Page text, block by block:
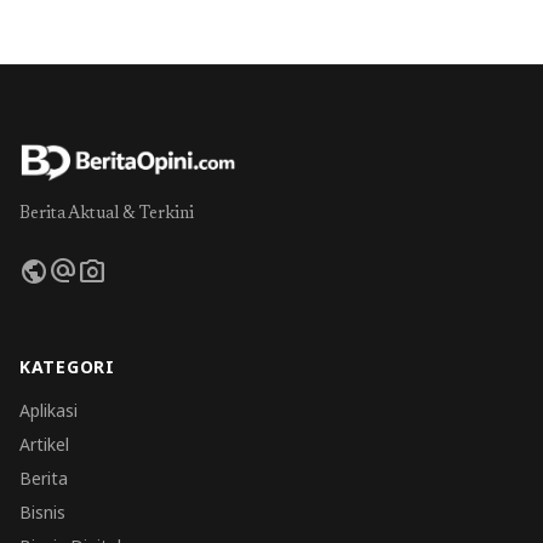
Berita Aktual & Terkini
publicalternate_emailphoto_camera
KATEGORI
Aplikasi
Artikel
Berita
Bisnis